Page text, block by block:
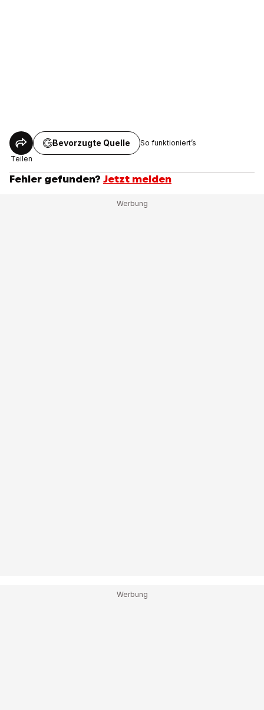
Teilen
Bevorzugte Quelle So funktioniert’s
Fehler gefunden? Jetzt melden